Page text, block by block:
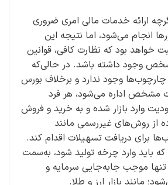
ارائه خدمات مالی امری ضروری
انجام می‌شود، اما نتیجه این
خواهد بود که نظارت کافی، قوانین
وجود داشته باشد. در حالی‌که
چارچوب‌ها وجود ندارد و برخلاف بورس
مشخص اداره می‌شود، هر فرد
وارد بازار شده و به خرید و فروش
از روش‌های غیررسمی مانند
برای دریافت تسهیلات اقدام کند.
باید وارد چرخه تولید شود، به‌سمت
تنها موجب جابه‌جایی سرمایه و
مانند بازار ارز و طلا.